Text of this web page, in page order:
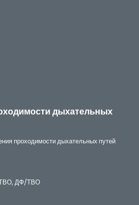
дыхательных
проходимости дыхательных путей
ТВО, ДФ/ТВО